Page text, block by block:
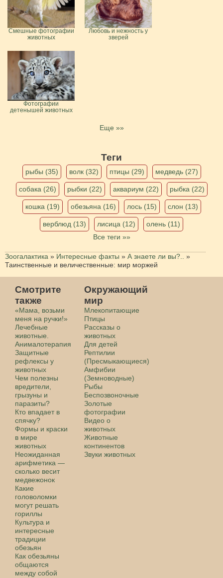
Смешные фотографии
животных
Любовь и нежность у
зверей
Фотографии
детенышей животных
Еще »»
Теги
рыбы (35) волк (32) птицы (29) медведь (27)
собака (26) рыбки (22) аквариум (22) рыбка (22)
кошка (19) обезьяна (16) лось (15) слон (13)
верблюд (13) лисица (12)
олень (11)
Все теги »»
Зоогалактика » Интересные факты » А знаете ли вы?..
»
Таинственные и величественные: мир моржей
Смотрите
также
«Мама, возьми
меня на ручки!»
Лечебные
животные.
Анималотерапия
Защитные
рефлексы у
животных
Чем полезны
вредители,
грызуны и
паразиты?
Кто впадает в
спячку?
Формы и краски
в мире
животных
Неожиданная
арифметика —
сколько весит
медвежонок
Какие
головоломки
могут решать
гориллы
Культура и
интересные
традиции
обезьян
Как обезьяны
общаются
между собой
Окружающий
мир
Млекопитающие
Птицы
Рассказы о
животных
Для детей
Рептилии
(Пресмыкающиеся)
Амфибии
(Земноводные)
Рыбы
Беспозвоночные
Золотые
фотографии
Видео о
животных
Животные
континентов
Звуки животных